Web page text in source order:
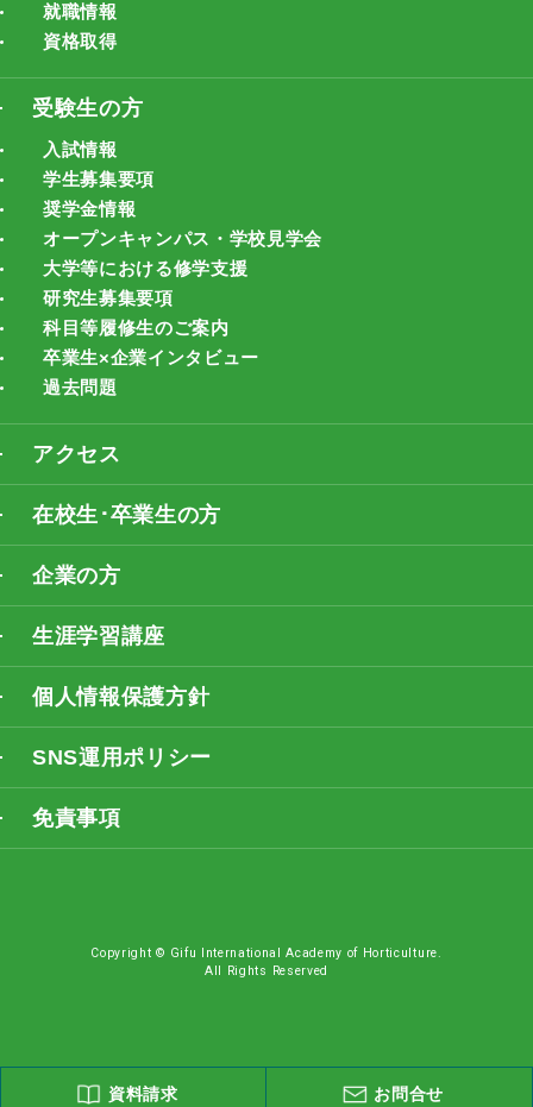
就職情報
資格取得
受験生の方
入試情報
学生募集要項
奨学金情報
オープンキャンパス・学校見学会
大学等における修学支援
研究生募集要項
科目等履修生のご案内
卒業生×企業インタビュー
過去問題
アクセス
在校生･卒業生の方
企業の方
生涯学習講座
個人情報保護方針
SNS運用ポリシー
免責事項
Copyright © Gifu International Academy of Horticulture.
All Rights Reserved
資料請求 お問合せ